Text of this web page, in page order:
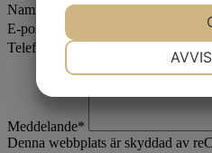
Namn
E-postadress
Telefon
Meddelande*
Denna webbplats är skyddad av